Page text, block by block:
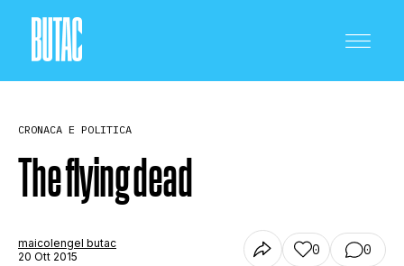
CRONACA E POLITICA
The flying dead
maicolengel butac
20 Ott 2015
0 0